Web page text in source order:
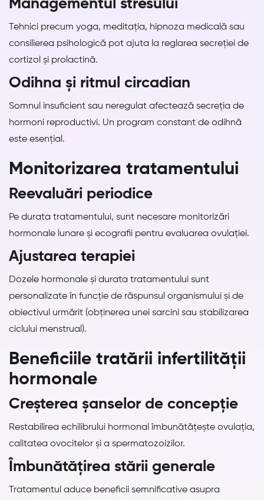
Managementul stresului
Tehnici precum yoga, meditația, hipnoza medicală sau
consilierea psihologică pot ajuta la reglarea secreției de
cortizol și prolactină.
Odihna și ritmul circadian
Somnul insuficient sau neregulat afectează secreția de
hormoni reproductivi. Un program constant de odihnă
este esențial.
Monitorizarea tratamentului
Reevaluări periodice
Pe durata tratamentului, sunt necesare monitorizări
hormonale lunare și ecografii pentru evaluarea ovulației.
Ajustarea terapiei
Dozele hormonale și durata tratamentului sunt
personalizate în funcție de răspunsul organismului și de
obiectivul urmărit (obținerea unei sarcini sau stabilizarea
ciclului menstrual).
Beneficiile tratării infertilității
hormonale
Creșterea șanselor de concepție
Restabilirea echilibrului hormonal îmbunătățește ovulația,
calitatea ovocitelor și a spermatozoizilor.
Îmbunătățirea stării generale
Tratamentul aduce beneficii semnificative asupra